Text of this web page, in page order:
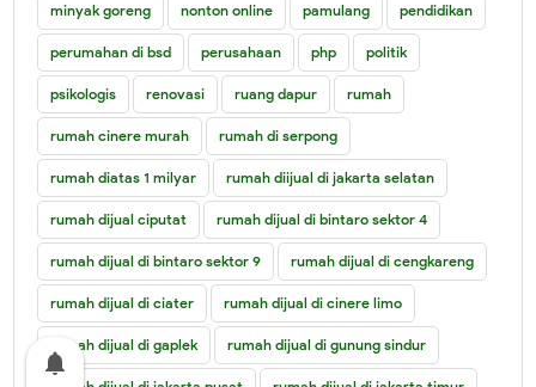
minyak goreng nonton online pamulang pendidikan
perumahan di bsd perusahaan php politik
psikologis renovasi ruang dapur rumah
rumah cinere murah rumah di serpong
rumah diatas 1 milyar rumah diijual di jakarta selatan
rumah dijual ciputat rumah dijual di bintaro sektor 4
rumah dijual di bintaro sektor 9 rumah dijual di cengkareng
rumah dijual di ciater rumah dijual di cinere limo
rumah dijual di gaplek rumah dijual di gunung sindur
notifications